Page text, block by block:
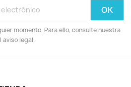
momento. Para ello, consulte nuestra
aviso legal.